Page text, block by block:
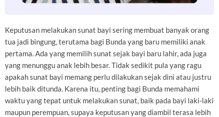
Keputusan melakukan sunat bayi sering membuat banyak orang
tua jadi bingung, terutama bagi Bunda yang baru memiliki anak
pertama. Ada yang memilih sunat sejak bayi baru lahir, ada juga
yang menunggu anak lebih besar. Tidak sedikit pula yang ragu
apakah sunat bayi memang perlu dilakukan sejak dini atau justru
lebih baik ditunda. Karena itu, penting bagi Bunda memahami
waktu yang tepat untuk melakukan sunat, baik pada bayi laki-laki
maupun perempuan, supaya keputusan yang diambil terasa lebih